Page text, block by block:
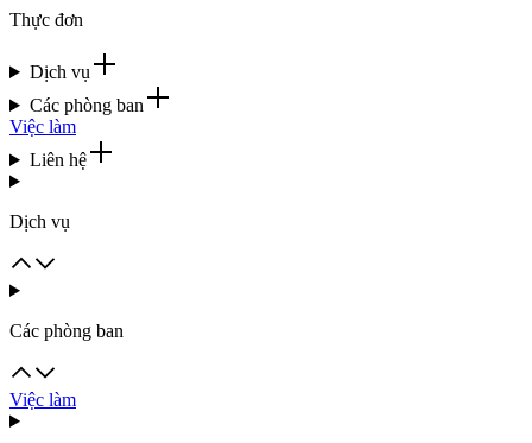
Thực đơn
Dịch vụ
Các phòng ban
Việc làm
Liên hệ
Dịch vụ
Các phòng ban
Việc làm